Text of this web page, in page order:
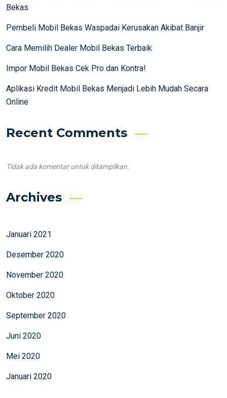
Bekas
Pembeli Mobil Bekas Waspadai Kerusakan Akibat Banjir
Cara Memilih Dealer Mobil Bekas Terbaik
Impor Mobil Bekas Cek Pro dan Kontra!
Aplikasi Kredit Mobil Bekas Menjadi Lebih Mudah Secara
Online
Recent Comments
Tidak ada komentar untuk ditampilkan.
Archives
Januari 2021
Desember 2020
November 2020
Oktober 2020
September 2020
Juni 2020
Mei 2020
Januari 2020